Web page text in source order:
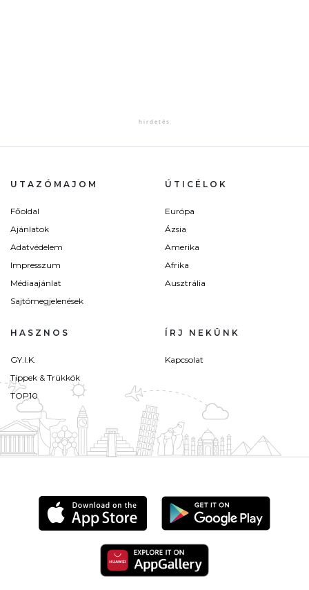
UTAZÓMAJOM
Főoldal
Ajánlatok
Adatvédelem
Impresszum
Médiaajánlat
Sajtómegjelenések
ÚTICÉLOK
Európa
Ázsia
Amerika
Afrika
Ausztrália
HASZNOS
GY.I.K.
Tippek & Trükkök
TOP10
ÍRJ NEKÜNK
Kapcsolat